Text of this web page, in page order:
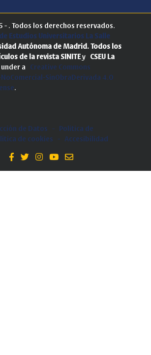
- . Todos los derechos reservados.
Estudios Universitarios La Salle
Autónoma de Madrid. Todos los
de la revista SINITEy CSEU La
a Creative Commons
SinObraDerivada 4.0
.
de Datos -
Politica de
de cookies - Accesibilidad